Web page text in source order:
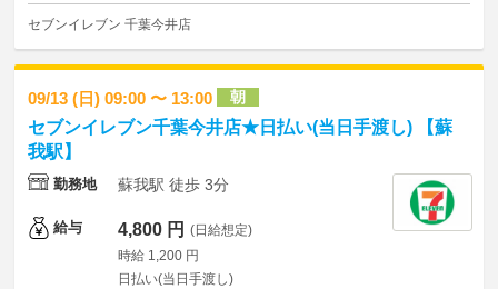
セブンイレブン 千葉今井店
09/13 (日) 09:00 〜 13:00 朝
セブンイレブン千葉今井店★日払い(当日手渡し) 【蘇
我駅】
勤務地 蘇我駅 徒歩 3分
給与 4,800 円 (日給想定)
時給 1,200 円
日払い(当日手渡し)